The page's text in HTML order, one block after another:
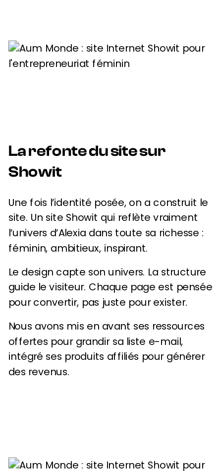
La refonte du site sur
Showit
Une fois l’identité posée, on a construit le
site. Un site Showit qui reflète vraiment
l’univers d’Alexia dans toute sa richesse :
féminin, ambitieux, inspirant.
Le design capte son univers. La structure
guide le visiteur. Chaque page est pensée
pour convertir, pas juste pour exister.
Nous avons mis en avant ses ressources
offertes pour grandir sa liste e-mail,
intégré ses produits affiliés pour générer
des revenus.